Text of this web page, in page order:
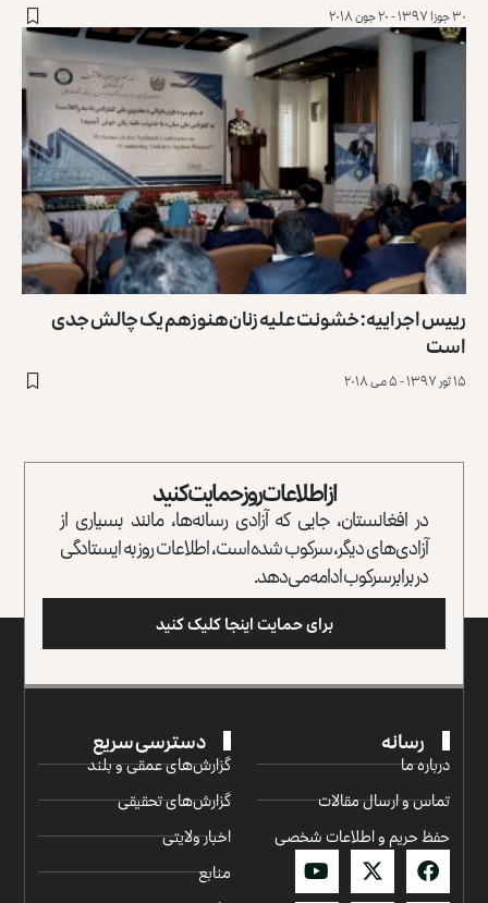
۳۰ جوزا ۱۳۹۷ - ۲۰ جون ۲۰۱۸
رییس اجراییه: خشونت علیه زنان هنوزهم یک چالش جدی
است
۱۵ ثور ۱۳۹۷ - ۵ می ۲۰۱۸
از اطلاعات روز حمایت کنید
در افغانستان، جایی که آزادی رسانه‌ها، مانند بسیاری از
آزادی‌های دیگر، سرکوب شده است، اطلاعات روز به ایستادگی
در برابر سرکوب ادامه می‌دهد.
برای حمایت اینجا کلیک کنید
رسانه
درباره ما
تماس و ارسال مقالات
حفظ حریم و اطلاعات شخصی
دسترسی سریع
گزارش‌‌های عمقی و بلند
گزارش‌های تحقیقی
اخبار ولایتی
منابع